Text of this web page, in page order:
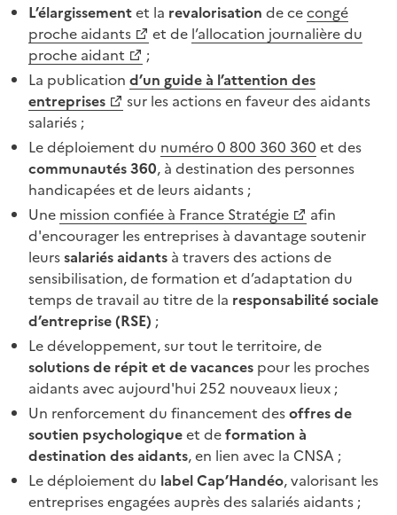
L’élargissementet la revalorisation de cecongé
proche aidants
et de l’allocation journalière du
proche aidant
;
La publication d’un guide à l’attention des
entreprises
sur les actions en faveur des aidants
salariés ;
Le déploiement du numéro 0 800 360 360 et des
communautés360, à destination des personnes
handicapées et de leurs aidants ;
Une mission confiée à France Stratégie
afin
d'encourager les entreprises à davantage soutenir
leurssalariés aidants à travers des actions de
sensibilisation, de formation et d’adaptation du
temps de travail au titre de la responsabilité sociale
d’entreprise (RSE) ;
Le développement, sur tout le territoire, de
solutions de répit et de vacances pour les proches
aidants avec aujourd'hui 252 nouveaux lieux ;
Un renforcement du financement desoffres de
soutien psychologiqueet deformation à
destination des aidants, en lien avec la CNSA ;
Le déploiement du label Cap’Handéo, valorisant les
entreprises engagées auprès des salariés aidants ;